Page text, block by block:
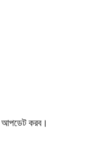
আপডেট করব।